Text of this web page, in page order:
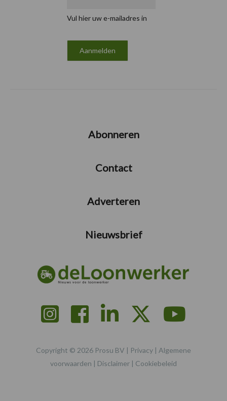
Vul hier uw e-mailadres in
Abonneren
Contact
Adverteren
Nieuwsbrief
Copyright © 2026 Prosu BV | Privacy | Algemene
voorwaarden | Disclaimer | Cookiebeleid